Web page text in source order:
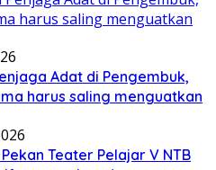
Adat di Pengembuk,
harus saling menguatkan
Teater Pelajar V NTB